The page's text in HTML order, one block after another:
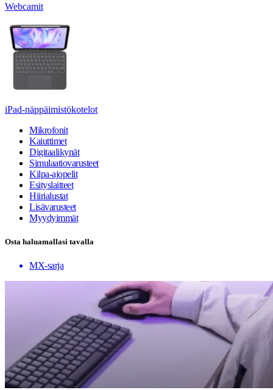
Webcamit
iPad-näppäimistökotelot
Mikrofonit
Kaiuttimet
Digitaalikynät
Simulaatiovarusteet
Kilpa-ajopelit
Esityslaitteet
Hiirialustat
Lisävarusteet
Myydyimmät
Osta haluamallasi tavalla
MX-sarja